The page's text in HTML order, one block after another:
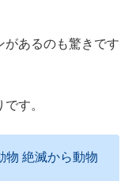
があるのも驚きです
す。
物 絶滅から動物